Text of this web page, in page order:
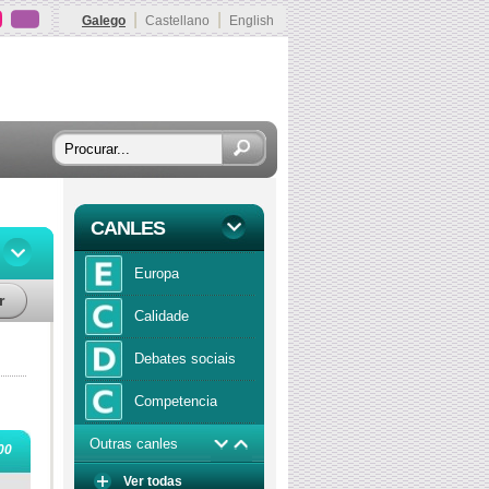
Galego Castellano English
CANLES
Europa
Calidade
Debates sociais
Competencia
Economía
Outras canles
Ver todas